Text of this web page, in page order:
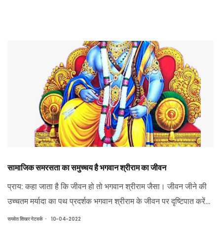
सामाजिक समरसता का समुच्चय है भगवान श्रीराम का जीवन
प्राय: कहा जाता है कि जीवन हो तो भगवान श्रीराम जैसा। जीवन जीने की
उच्चतम मर्यादा का पथ प्रदर्शक भगवान श्रीराम के जीवन पर दृष्टिपात करेंगे
तो निश्चित ही हमें कई पाथेय दिखाई देंगे, लेकिन इन सबमें सामाजिक
समवेत शिखर नेटवर्क . 10-04-2022